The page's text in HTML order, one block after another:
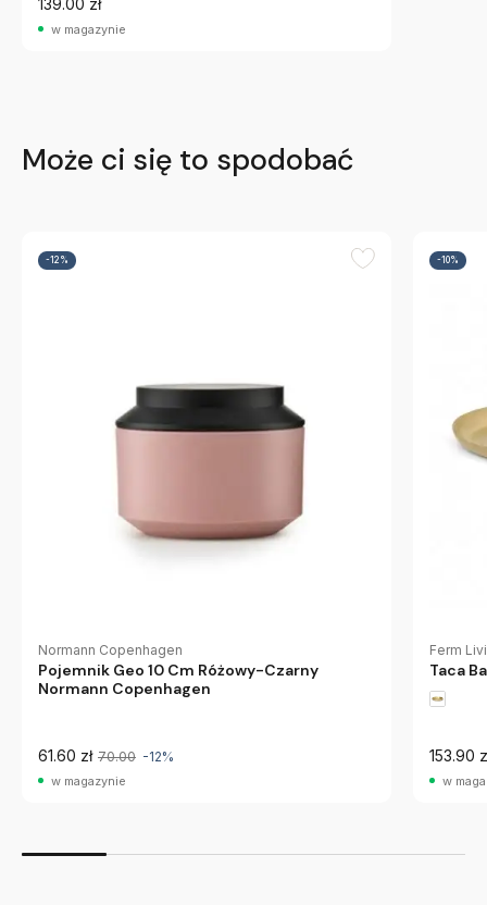
w magazynie
Może ci się to spodobać
-12%
Normann Copenhagen
Pojemnik Geo 10 Cm Różowy-Czarny
Normann Copenhagen
61.60 zł 70.00 -12%
w magazynie
-10%
Ferm
Taca
153.90
w